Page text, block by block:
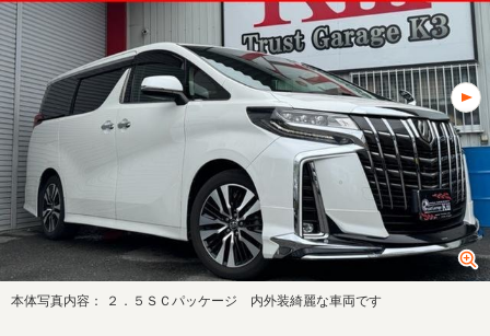
本体写真内容： ２．５ＳＣパッケージ 内外装綺麗な車両です